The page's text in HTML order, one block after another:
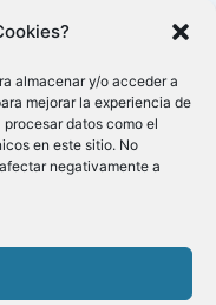
almacenar y/o acceder a
mejorar la experiencia de
datos como el
en este sitio. No
negativamente a